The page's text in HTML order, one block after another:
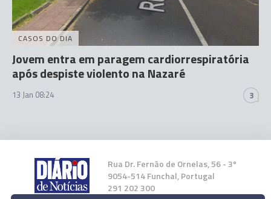
CASOS DO DIA
Jovem entra em paragem cardiorrespiratória
após despiste violento na Nazaré
13 Jan 08:24 3
Rua Dr. Fernão de Ornelas, 56 - 3º
9054-514 Funchal, Portugal
291 202 300